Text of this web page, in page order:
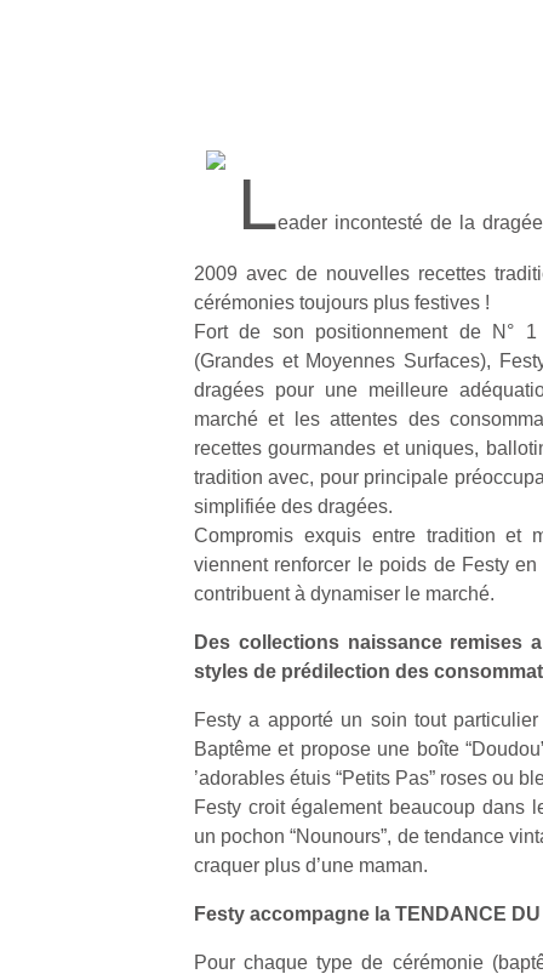
Leader incontesté de la
2009 avec de nouvelles recettes
cérémonies toujours plus festives !
Fort de son positionnement de N°
(Grandes et Moyennes Surfaces),
dragées pour une meilleure
marché et les attentes des
recettes gourmandes et uniques,
tradition avec, pour principale
simplifiée des dragées.
Compromis exquis entre tradition et
viennent renforcer le poids de Festy
contribuent à dynamiser le marché.
Des collections naissance remises
styles de prédilection des
Festy a apporté un soin tout
Baptême et propose une boîte
’adorables étuis “Petits Pas” roses ou
Festy croit également beaucoup dans
un pochon “Nounours”, de tendance
craquer plus d’une maman.
Festy accompagne la TENDANCE DU
Pour chaque type de cérémonie